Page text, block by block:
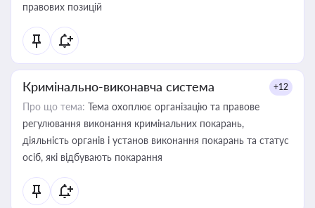
правових позицій
Кримінально-виконавча система +12
Про що тема: Тема охоплює організацію та правове
регулювання виконання кримінальних покарань,
діяльність органів і установ виконання покарань та статус
осіб, які відбувають покарання